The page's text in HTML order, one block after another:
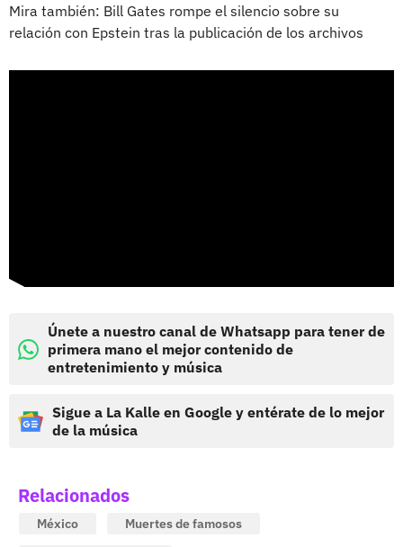
Mira también: Bill Gates rompe el silencio sobre su
relación con Epstein tras la publicación de los archivos
Únete a nuestro canal de Whatsapp para tener de
primera mano el mejor contenido de
entretenimiento y música
Sigue a La Kalle en Google y entérate de lo mejor
de la música
Relacionados
México
Muertes de famosos